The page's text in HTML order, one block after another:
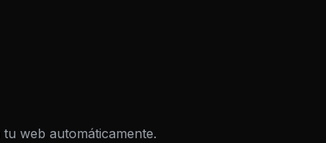
web automáticamente.